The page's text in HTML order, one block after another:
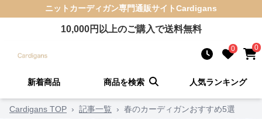
ニットカーディガン専門通販サイトCardigans
10,000円以上のご購入で送料無料
0 0
新着商品 商品を検索 人気ランキング
Cardigans TOP › 記事一覧 › 春のカーディガンおすすめ5選